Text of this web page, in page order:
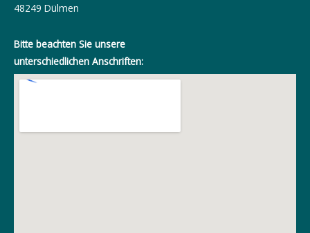
48249 Dülmen
Bitte beachten Sie unsere
unterschiedlichen Anschriften: